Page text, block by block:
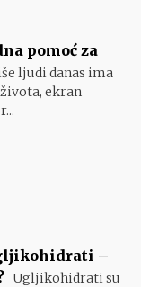
pomoć za
ljudi danas ima
ekran
–
Ugljikohidrati su